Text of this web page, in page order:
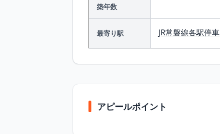
築年数
最寄り駅 JR常磐線各駅停車
アピールポイント